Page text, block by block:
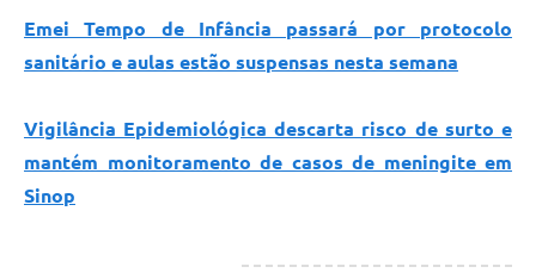
Emei Tempo de Infância passará por protocolo
sanitário e aulas estão suspensas nesta semana
Vigilância Epidemiológica descarta risco de surto e
mantém monitoramento de casos de meningite em
Sinop